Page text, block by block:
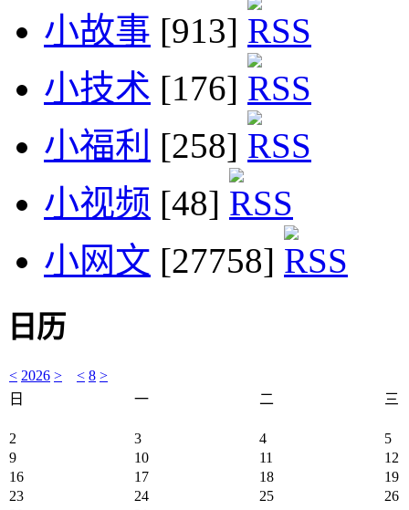
小故事 [913]
小技术 [176]
小福利 [258]
小视频 [48]
小网文 [27758]
日历
< 2026 > < 8 >
日
一 二 三
2 3 4
5
9
10 11
12
16
17 18
19
23
24 25
26